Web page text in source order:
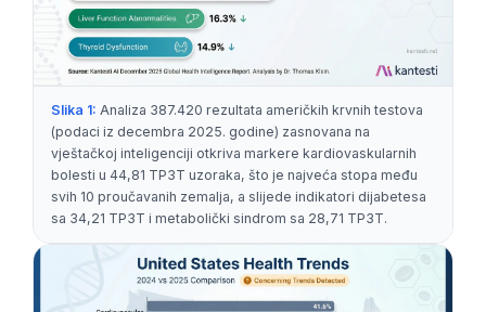
Slika 1: Analiza 387.420 rezultata američkih krvnih testova
(podaci iz decembra 2025. godine) zasnovana na
vještačkoj inteligenciji otkriva markere kardiovaskularnih
bolesti u 44,81 TP3T uzoraka, što je najveća stopa među
svih 10 proučavanih zemalja, a slijede indikatori dijabetesa
sa 34,21 TP3T i metabolički sindrom sa 28,71 TP3T.